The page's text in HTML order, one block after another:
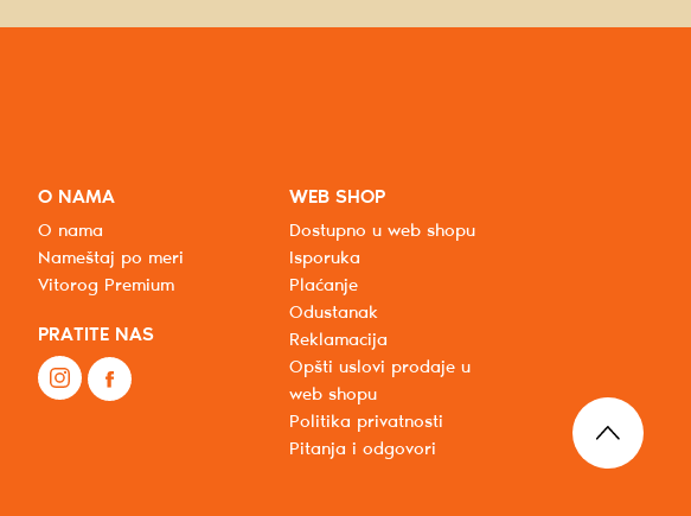
O NAMA
O nama
Nameštaj po meri
Vitorog Premium
PRATITE NAS
WEB SHOP
Dostupno u web shopu
Isporuka
Plaćanje
Odustanak
Reklamacija
Opšti uslovi prodaje u
web shopu
Politika privatnosti
Pitanja i odgovori